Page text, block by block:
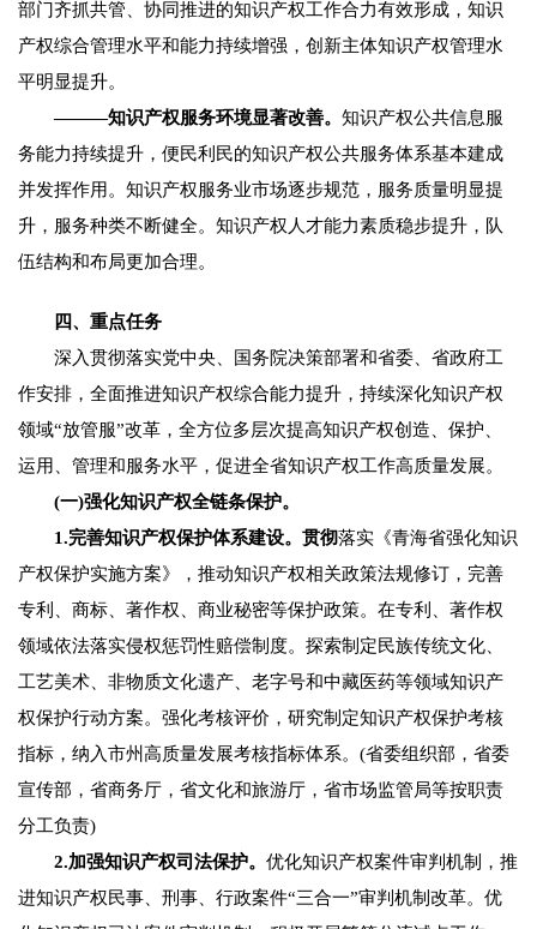
部门齐抓共管、协同推进的知识产权工作合力有效形成，知识
产权综合管理水平和能力持续增强，创新主体知识产权管理水
平明显提升。
———知识产权服务环境显著改善。 知识产权公共信息服
务能力持续提升，便民利民的知识产权公共服务体系基本建成
并发挥作用。知识产权服务业市场逐步规范，服务质量明显提
升，服务种类不断健全。知识产权人才能力素质稳步提升，队
伍结构和布局更加合理。
四、重点任务
深入贯彻落实党中央、国务院决策部署和省委、省政府工
作安排，全面推进知识产权综合能力提升，持续深化知识产权
领域“放管服”改革，全方位多层次提高知识产权创造、保护、
运用、管理和服务水平，促进全省知识产权工作高质量发展。
(一)强化知识产权全链条保护。
1.完善知识产权保护体系建设。贯彻落实《青海省强化知识
产权保护实施方案》，推动知识产权相关政策法规修订，完善
专利、商标、著作权、商业秘密等保护政策。在专利、著作权
领域依法落实侵权惩罚性赔偿制度。探索制定民族传统文化、
工艺美术、非物质文化遗产、老字号和中藏医药等领域知识产
权保护行动方案。强化考核评价，研究制定知识产权保护考核
指标，纳入市州高质量发展考核指标体系。(省委组织部，省委
宣传部，省商务厅，省文化和旅游厅，省市场监管局等按职责
分工负责)
2.加强知识产权司法保护。 优化知识产权案件审判机制，推
进知识产权民事、刑事、行政案件“三合一”审判机制改革。优